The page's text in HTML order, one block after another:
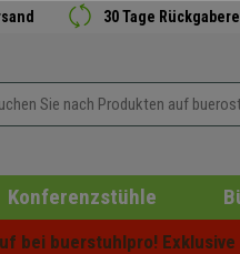
30 Tage
Konferenzstühle
bei buerstuhlpro!